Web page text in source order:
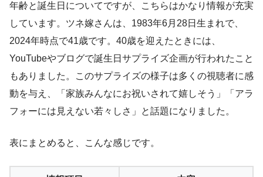
年齢と誕生日についてですが、こちらはかなり情報が充実
しています。ツネ嫁さんは、1983年6月28日生まれで、
2024年時点で41歳です。40歳を迎えたときには、
YouTubeやブログで誕生日サプライズ企画が行われたこと
もありました。このサプライズの様子は多くの視聴者に感
動を与え、「家族みんなにお祝いされて嬉しそう」「アラ
フォーには見えない若々しさ」と話題になりました。
表にまとめると、こんな感じです。